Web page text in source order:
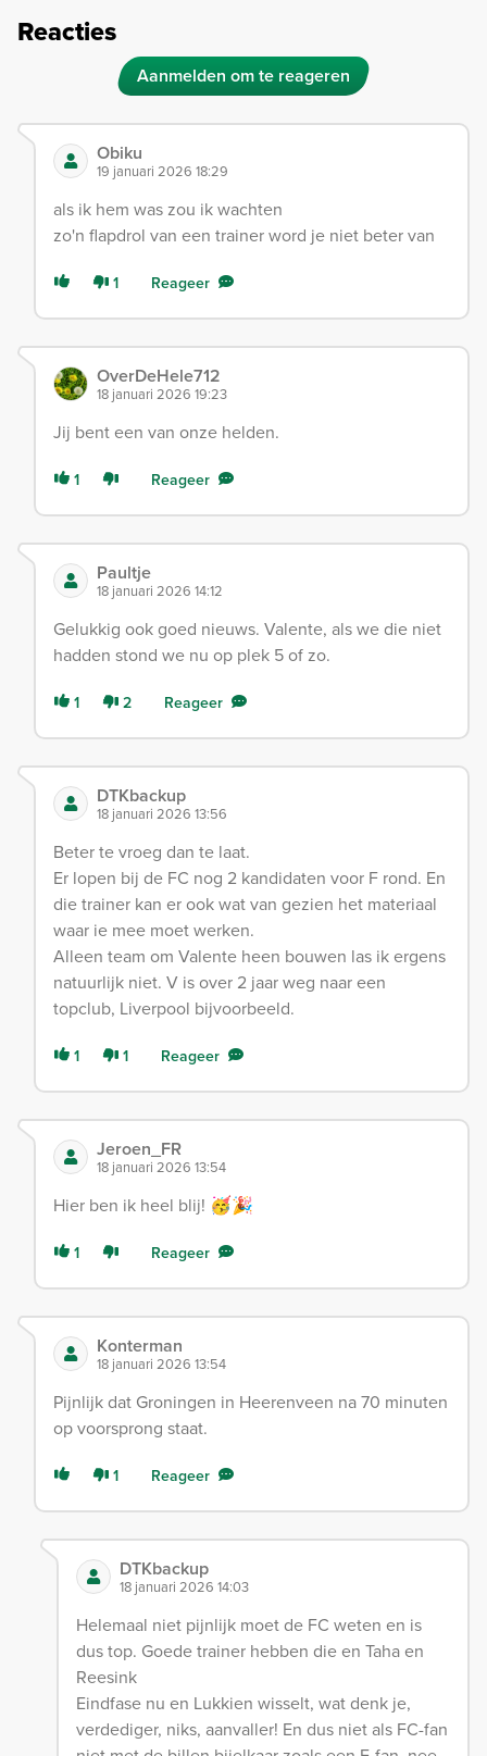
Reacties
Aanmelden om te reageren
Obiku
19 januari 2026 18:29
als ik hem was zou ik wachten
zo'n flapdrol van een trainer word je niet beter van
1 Reageer
OverDeHele712
18 januari 2026 19:23
Jij bent een van onze helden.
1 Reageer
Paultje
18 januari 2026 14:12
Gelukkig ook goed nieuws. Valente, als we die niet
hadden stond we nu op plek 5 of zo.
1 2 Reageer
DTKbackup
18 januari 2026 13:56
Beter te vroeg dan te laat.
Er lopen bij de FC nog 2 kandidaten voor F rond. En
die trainer kan er ook wat van gezien het materiaal
waar ie mee moet werken.
Alleen team om Valente heen bouwen las ik ergens
natuurlijk niet. V is over 2 jaar weg naar een
topclub, Liverpool bijvoorbeeld.
1 1 Reageer
Jeroen_FR
18 januari 2026 13:54
Hier ben ik heel blij! 🥳🎉
1 Reageer
Konterman
18 januari 2026 13:54
Pijnlijk dat Groningen in Heerenveen na 70 minuten
op voorsprong staat.
1 Reageer
DTKbackup
18 januari 2026 14:03
Helemaal niet pijnlijk moet de FC weten en is
dus top. Goede trainer hebben die en Taha en
Reesink
Eindfase nu en Lukkien wisselt, wat denk je,
verdediger, niks, aanvaller! En dus niet als FC-fan